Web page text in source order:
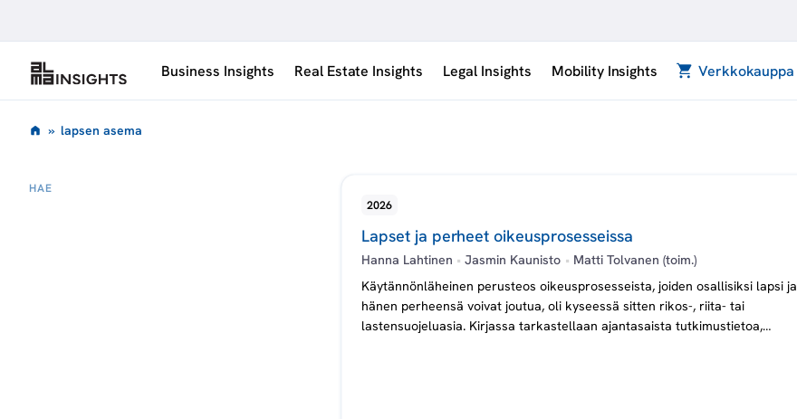
Business Insights Real Estate Insights Legal Insights Mobility Insights Verkkokauppa
l
a
» lapsen asema
L
HAE
2026
Lapset ja perheet oikeusprosesseissa
Hanna Lahtinen • Jasmin Kaunisto • Matti Tolvanen (toim.)
Käytännönläheinen perusteos oikeusprosesseista, joiden osallisiksi lapsi ja
hänen perheensä voivat joutua, oli kyseessä sitten rikos-, riita- tai
lastensuojeluasia. Kirjassa tarkastellaan ajantasaista tutkimustietoa,